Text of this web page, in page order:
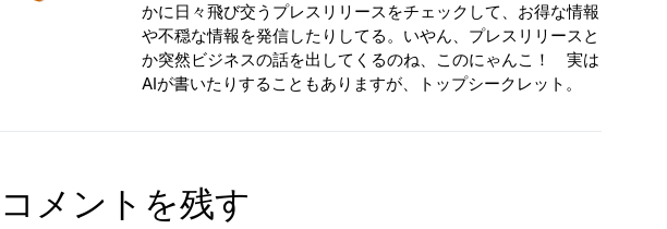
かに日々飛び交うプレスリリースをチェックして、お得な情報
や不穏な情報を発信したりしてる。いやん、プレスリリースと
か突然ビジネスの話を出してくるのね、このにゃんこ！ 実は
AIが書いたりすることもありますが、トップシークレット。
コメントを残す